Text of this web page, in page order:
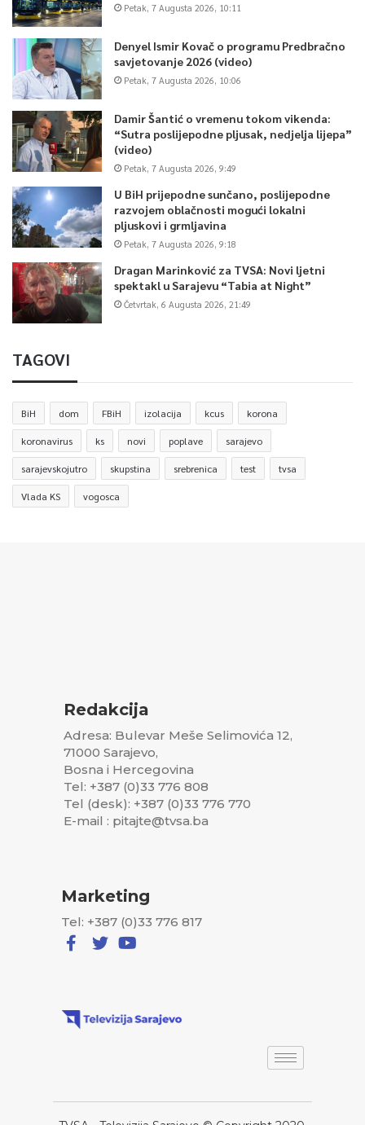
Petak, 7 Augusta 2026, 10:11
Denyel Ismir Kovač o programu Predbračno
savjetovanje 2026 (video)
Petak, 7 Augusta 2026, 10:06
Damir Šantić o vremenu tokom vikenda:
“Sutra poslijepodne pljusak, nedjelja lijepa”
(video)
Petak, 7 Augusta 2026, 9:49
U BiH prijepodne sunčano, poslijepodne
razvojem oblačnosti mogući lokalni
pljuskovi i grmljavina
Petak, 7 Augusta 2026, 9:18
Dragan Marinković za TVSA: Novi ljetni
spektakl u Sarajevu “Tabia at Night”
Četvrtak, 6 Augusta 2026, 21:49
TAGOVI
BiH dom FBiH izolacija kcus korona
koronavirus ks novi poplave sarajevo
sarajevskojutro skupstina srebrenica test tvsa
Vlada KS vogosca
Redakcija
Adresa: Bulevar Meše Selimovića 12,
71000 Sarajevo,
Bosna i Hercegovina
Tel: +387 (0)33 776 808
Tel (desk): +387 (0)33 776 770
E-mail : pitajte@tvsa.ba
Marketing
Tel: +387 (0)33 776 817